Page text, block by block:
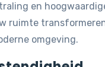
en
ruimte
omgeving.